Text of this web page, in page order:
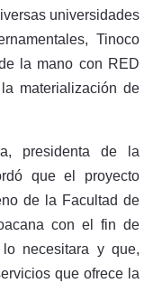
universidades
Tinoco
la mano con RED
materialización de
presidenta de la
que el proyecto
de la Facultad de
con el fin de
necesitara y que,
que ofrece la